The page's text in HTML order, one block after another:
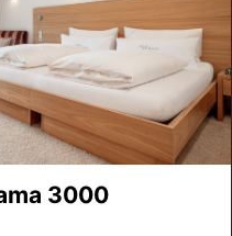
3000